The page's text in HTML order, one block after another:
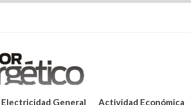
Electricidad General Actividad Económica